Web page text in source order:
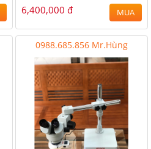
6,400,000 đ MUA
0988.685.856 Mr.Hùng